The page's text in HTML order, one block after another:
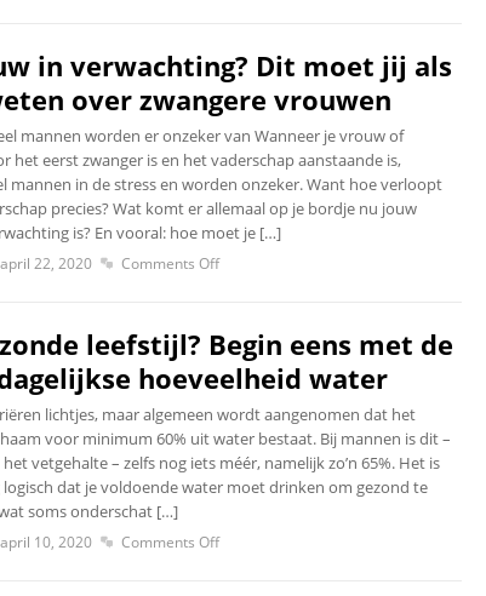
in verwachting? Dit moet jij als
over zwangere vrouwen
mannen worden er onzeker van Wanneer je vrouw of
het eerst zwanger is en het vaderschap aanstaande is,
mannen in de stress en worden onzeker. Want hoe verloopt
precies? Wat komt er allemaal op je bordje nu jouw
is? En vooral: hoe moet je […]
april 22, 2020 Comments Off
leefstijl? Begin eens met de
hoeveelheid water
lichtjes, maar algemeen wordt aangenomen dat het
voor minimum 60% uit water bestaat. Bij mannen is dit –
vetgehalte – zelfs nog iets méér, namelijk zo’n 65%. Het is
dat je voldoende water moet drinken om gezond te
soms onderschat […]
april 10, 2020 Comments Off